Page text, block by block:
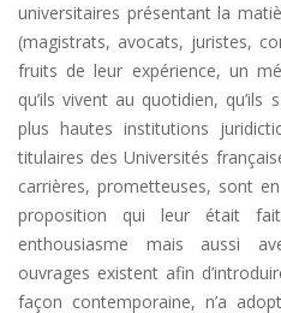
universitaires présentant la
(magistrats, avocats, juristes,
fruits de leur expérience, un
qu’ils vivent au quotidien,
plus hautes institutions
titulaires des Universités
carrières, prometteuses, sont
proposition qui leur était
enthousiasme mais aussi
ouvrages existent afin
façon contemporaine, n’a